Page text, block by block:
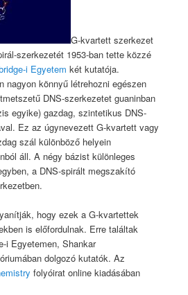
G-kvartett szerkezet
szerkezetét 1953-ban tette közzé
i Egyetem két kutatója.
nagyon könnyű létrehozni egészen
DNS-szerkezetet guaninban
egyike) gazdag, szintetikus DNS-
Ez az úgynevezett G-kvartett vagy
szál különböző helyein
áll. A négy bázist különleges
a DNS-spirált megszakító
hogy ezek a G-kvartettek
is előfordulnak. Erre találtak
i Egyetemen, Shankar
dolgozó kutatók. Az
folyóirat online kiadásában